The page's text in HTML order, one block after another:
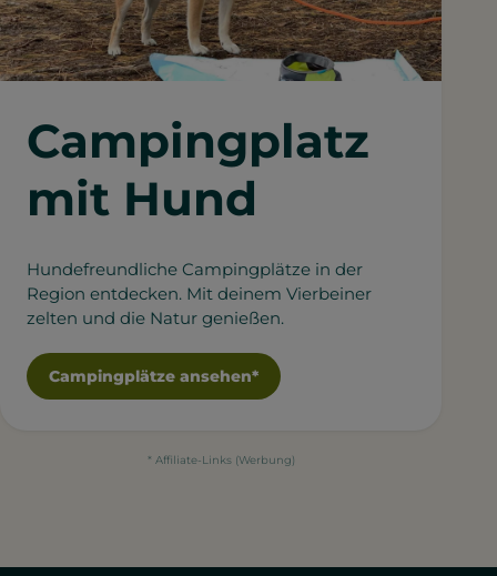
Campingplatz
mit Hund
Hundefreundliche Campingplätze in der
Region entdecken. Mit deinem Vierbeiner
zelten und die Natur genießen.
Campingplätze ansehen*
* Affiliate-Links (Werbung)